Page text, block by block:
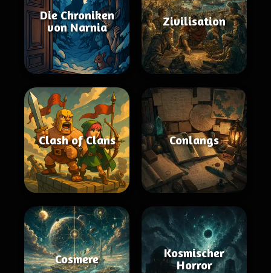
Die Chroniken
von Narnia
Zivilisation
Clash of Clans Conlangs
Cosmere
Kosmischer
Horror